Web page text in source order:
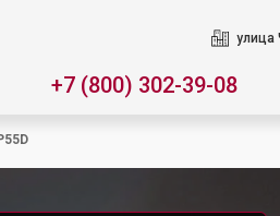
улица
+7 (800) 302-39-08